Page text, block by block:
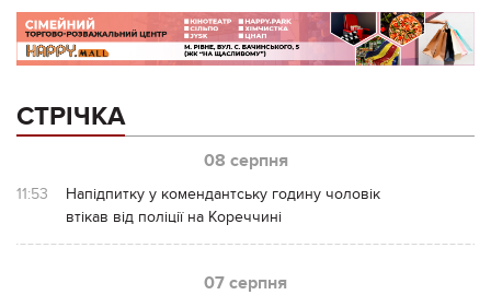
СТРІЧКА
08 серпня
11:53
Напідпитку у комендантську годину чоловік
втікав від поліції на Кореччині
07 серпня